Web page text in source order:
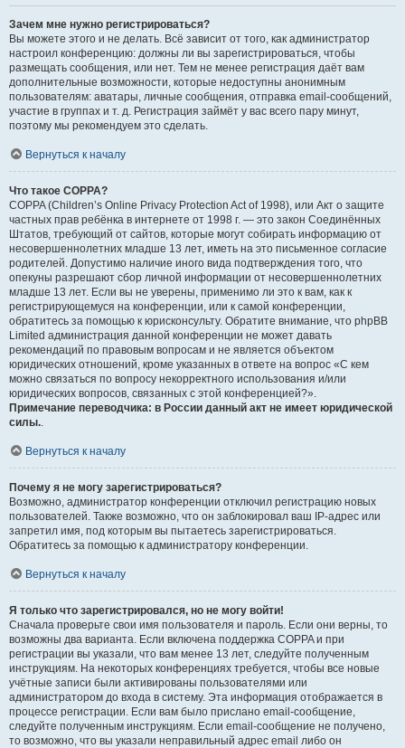
Зачем мне нужно регистрироваться?
Вы можете этого и не делать. Всё зависит от того, как администратор
настроил конференцию: должны ли вы зарегистрироваться, чтобы
размещать сообщения, или нет. Тем не менее регистрация даёт вам
дополнительные возможности, которые недоступны анонимным
пользователям: аватары, личные сообщения, отправка email-сообщений,
участие в группах и т. д. Регистрация займёт у вас всего пару минут,
поэтому мы рекомендуем это сделать.
Вернуться к началу
Что такое COPPA?
COPPA (Children’s Online Privacy Protection Act of 1998), или Акт о защите
частных прав ребёнка в интернете от 1998 г. — это закон Соединённых
Штатов, требующий от сайтов, которые могут собирать информацию от
несовершеннолетних младше 13 лет, иметь на это письменное согласие
родителей. Допустимо наличие иного вида подтверждения того, что
опекуны разрешают сбор личной информации от несовершеннолетних
младше 13 лет. Если вы не уверены, применимо ли это к вам, как к
регистрирующемуся на конференции, или к самой конференции,
обратитесь за помощью к юрисконсульту. Обратите внимание, что phpBB
Limited администрация данной конференции не может давать
рекомендаций по правовым вопросам и не является объектом
юридических отношений, кроме указанных в ответе на вопрос «С кем
можно связаться по вопросу некорректного использования и/или
юридических вопросов, связанных с этой конференцией?».
Примечание переводчика: в России данный акт не имеет юридической
силы..
Вернуться к началу
Почему я не могу зарегистрироваться?
Возможно, администратор конференции отключил регистрацию новых
пользователей. Также возможно, что он заблокировал ваш IP-адрес или
запретил имя, под которым вы пытаетесь зарегистрироваться.
Обратитесь за помощью к администратору конференции.
Вернуться к началу
Я только что зарегистрировался, но не могу войти!
Сначала проверьте свои имя пользователя и пароль. Если они верны, то
возможны два варианта. Если включена поддержка COPPA и при
регистрации вы указали, что вам менее 13 лет, следуйте полученным
инструкциям. На некоторых конференциях требуется, чтобы все новые
учётные записи были активированы пользователями или
администратором до входа в систему. Эта информация отображается в
процессе регистрации. Если вам было прислано email-сообщение,
следуйте полученным инструкциям. Если email-сообщение не получено,
то возможно, что вы указали неправильный адрес email либо он